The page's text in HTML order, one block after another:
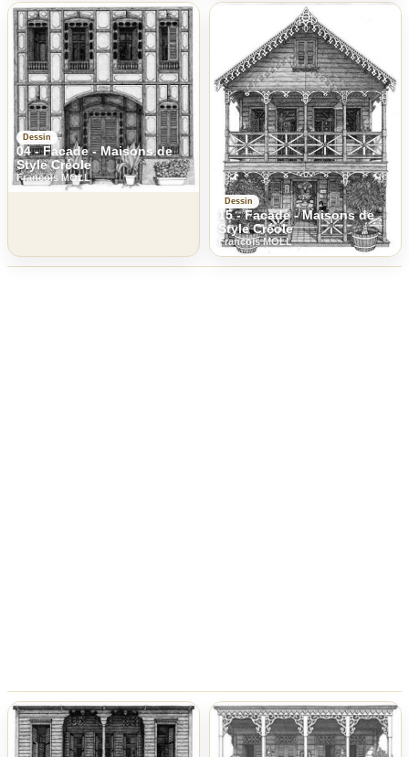
Dessin
04 - Facade - Maisons de
Style Créole
Francois MOLL
Dessin
15 - Facade - Maisons de
Style Créole
Francois MOLL